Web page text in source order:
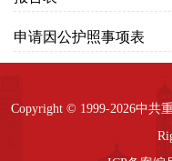
申请因公护照事项表
Copyright © 1999-2026中共